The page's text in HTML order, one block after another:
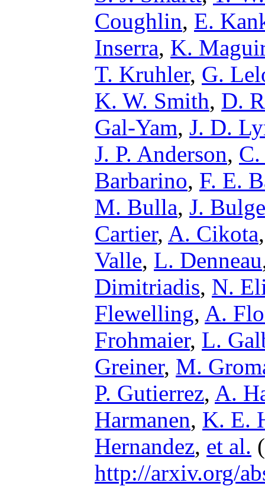
Coughlin, E.
Inserra, K.
T. Kruhler, G.
K. W. Smith, D.
Gal-Yam, J. D.
J. P. Anderson,
Barbarino, F. E.
M. Bulla, J.
Cartier, A. Cikota
Valle, L. Denneau
Dimitriadis, N.
Flewelling, A.
Frohmaier, L.
Greiner, M.
P. Gutierrez, A.
Harmanen, K. E.
Hernandez, et al.
http://arxiv.org/